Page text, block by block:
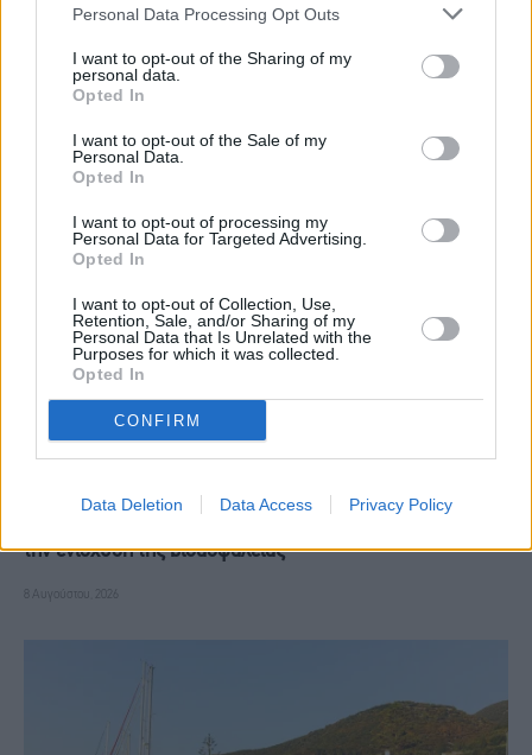
Personal Data Processing Opt Outs
I want to opt-out of the Sharing of my
personal data.
Opted In
I want to opt-out of the Sale of my
Personal Data.
Opted In
I want to opt-out of processing my
Personal Data for Targeted Advertising.
Opted In
I want to opt-out of Collection, Use,
Retention, Sale, and/or Sharing of my
Personal Data that Is Unrelated with the
Purposes for which it was collected.
Opted In
CONFIRM
Data Deletion Data Access Privacy Policy
είναι ο ρόλος Μητσοτάκη στον
"κλειδώνει" τρίτη θητεία του
RELATEDPOSTS
την ενίσχυση της βιοασφάλειας
8 Αυγούστου, 2026